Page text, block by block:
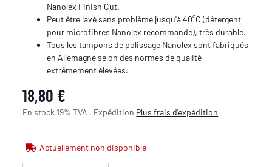
Nanolex Finish Cut.
Peut être lavé sans problème jusqu'à 40°C (détergent
pour microfibres Nanolex recommandé), très durable.
Tous les tampons de polissage Nanolex sont fabriqués
en Allemagne selon des normes de qualité
extrêmement élevées.
18,80 €
En stock 19% TVA , Expédition Plusfrais d'expédition
Actuellement non disponible